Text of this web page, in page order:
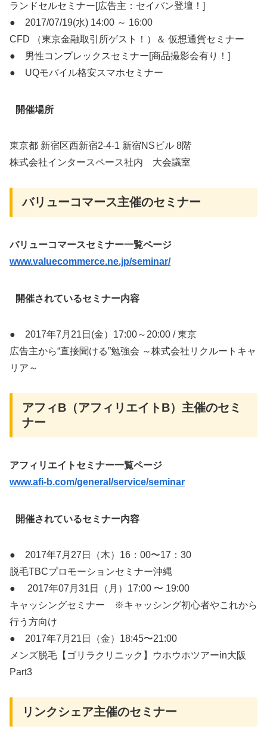
ランドセルセミナー[広告主：セイバン登壇！]
● 2017/07/19(水) 14:00 ～ 16:00
CFD （東京金融取引所ゲスト！）＆ 仮想通貨セミナー
● 男性コンプレックスセミナー[商品撮影会有り！]
● UQモバイル格安スマホセミナー
開催場所
東京都 新宿区西新宿2-4-1 新宿NSビル 8階
株式会社インタースペース社内 大会議室
バリューコマース主催のセミナー
バリューコマースセミナー一覧ページ
www.valuecommerce.ne.jp/seminar/
開催されているセミナー内容
● 2017年7月21日(金）17:00～20:00 / 東京
広告主から“直接聞ける”勉強会 ～株式会社リクルートキャ
リア～
アフィB（アフィリエイトB）主催のセミ
ナー
アフィリエイトセミナー一覧ページ
www.afi-b.com/general/service/seminar
開催されているセミナー内容
● 2017年7月27日（木）16：00〜17：30
脱毛TBCプロモーションセミナー沖縄
● 2017年07月31日（月）17:00 〜 19:00
キャッシングセミナー ※キャッシング初心者やこれから
行う方向け
● 2017年7月21日（金）18:45〜21:00
メンズ脱毛【ゴリラクリニック】ウホウホツアーin大阪
Part3
リンクシェア主催のセミナー